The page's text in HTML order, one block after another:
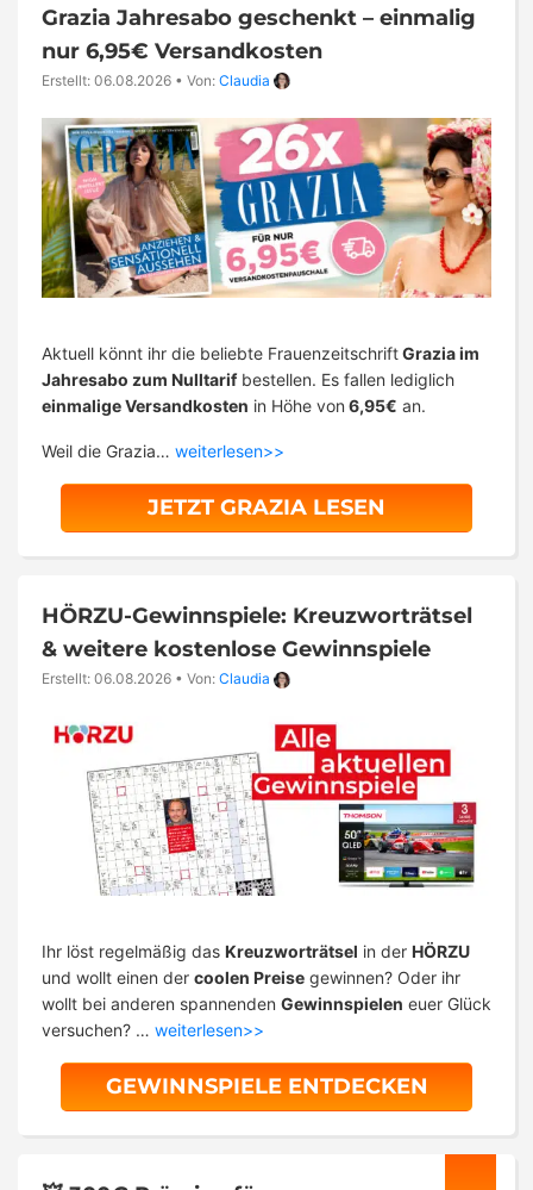
Grazia Jahresabo geschenkt – einmalig
nur 6,95€ Versandkosten
Erstellt: 06.08.2026 • Von: Claudia
Aktuell könnt ihr die beliebte FrauenzeitschriftGrazia im
Jahresabo zum Nulltarifbestellen. Es fallen lediglich
einmalige Versandkosten in Höhe von 6,95€ an.
Weil die Grazia… weiterlesen>>
JETZT GRAZIA LESEN
HÖRZU-Gewinnspiele: Kreuzworträtsel
& weitere kostenlose Gewinnspiele
Erstellt: 06.08.2026 • Von: Claudia
Ihr löst regelmäßig das Kreuzworträtsel in der HÖRZU
und wollt einen der coolen Preise gewinnen? Oder ihr
wollt bei anderen spannenden Gewinnspielen euer Glück
versuchen? … weiterlesen>>
GEWINNSPIELE ENTDECKEN